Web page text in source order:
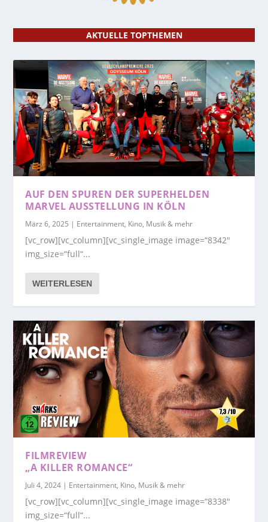
AKTUELLE TOPTHEMEN
AUF DEN SPUREN DER SUPERHELDEN
MARVEL AUSSTELLUNG IN KÖLN
März 6, 2025 | Entertainment, Kino, Musik & mehr
[vc_row][vc_column][vc_single_image image=“8342″
img_size=“full“...
WEITERLESEN
FILMREVIEW
„A KILLER ROMANCE“
Juli 4, 2024 | Entertainment, Kino, Musik & mehr
[vc_row][vc_column][vc_single_image image=“8338″
img_size=“full“...